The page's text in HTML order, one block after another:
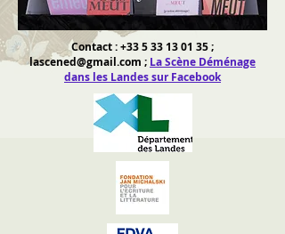
Contact :+33 5 33 13 01 35;
lascened@gmail.com ; La Scène Déménage
dans les Landes sur Facebook